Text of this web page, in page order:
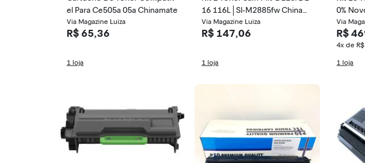
el Para Ce505a 05a Chinamate
Via Magazine Luiza
R$ 65,36
1 loja
16 116L | Sl-M2885fw Chinam
ate
Via Magazine Luiza
R$ 147,06
1 loja
0%
namate
Via
R$
4x de
1 loja